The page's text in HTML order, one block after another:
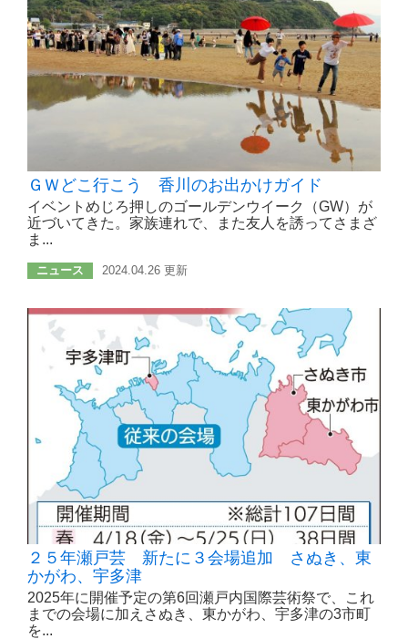
ＧＷどこ行こう 香川のお出かけガイド
イベントめじろ押しのゴールデンウイーク（GW）が
近づいてきた。家族連れで、また友人を誘ってさまざ
ま...
ニュース 2024.04.26 更新
２５年瀬戸芸 新たに３会場追加 さぬき、東
かがわ、宇多津
2025年に開催予定の第6回瀬戸内国際芸術祭で、これ
までの会場に加えさぬき、東かがわ、宇多津の3市町
を...